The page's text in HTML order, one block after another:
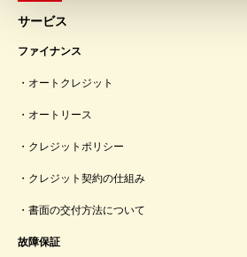
サービス
ファイナンス
オートクレジット
オートリース
クレジットポリシー
クレジット契約の仕組み
書面の交付方法について
故障保証